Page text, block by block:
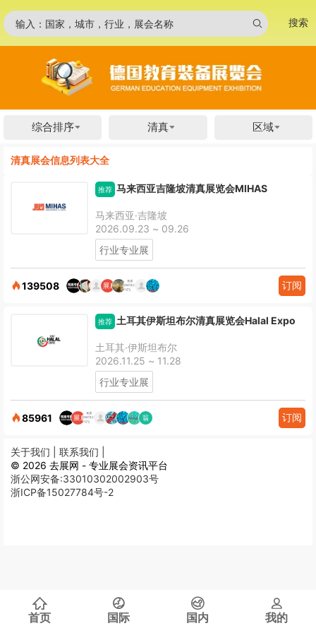
输入：国家，城市，行业，展会名称 搜索
综合排序 清真 区域
清真展会信息列表大全
推荐 马来西亚吉隆坡清真展览会MIHAS
马来西亚·吉隆坡
2026.09.23 ~ 09.26
行业专业展
139508 订阅
推荐 土耳其伊斯坦布尔清真展览会Halal Expo
土耳其·伊斯坦布尔
2026.11.25 ~ 11.28
行业专业展
85961 订阅
首页 国际 国内 我的
关于我们 | 联系我们 |
© 2026 去展网 - 专业展会资讯平台
浙公网安备:33010302002903号
浙ICP备15027784号-2